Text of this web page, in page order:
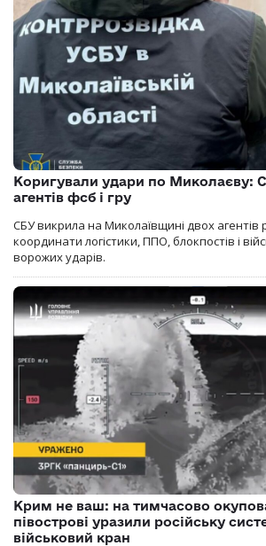
Коригували удари по Миколаєву:
агентів фсб і гру
СБУ викрила на Миколаївщині двох агентів
координати логістики, ППО, блокпостів і
ворожих ударів.
Крим не ваш: на тимчасово
півострові уразили російську
військовий кран